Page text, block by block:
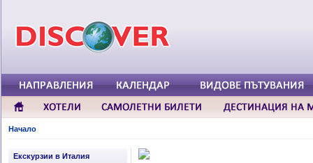
Начало
Екскурзии в Италия